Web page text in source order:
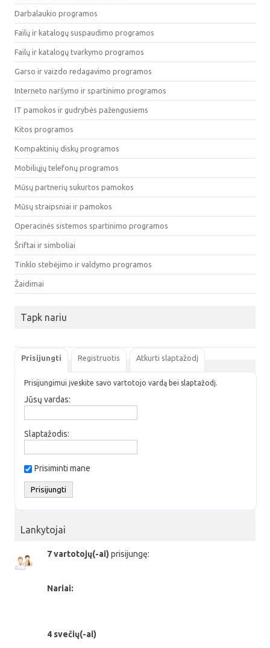
Darbalaukio programos
Failų ir katalogų suspaudimo programos
Failų ir katalogų tvarkymo programos
Garso ir vaizdo redagavimo programos
Interneto naršymo ir spartinimo programos
IT pamokos ir gudrybės pažengusiems
Kitos programos
Kompaktinių diskų programos
Mobiliųjų telefonų programos
Mūsų partnerių sukurtos pamokos
Mūsų straipsniai ir pamokos
Operacinės sistemos spartinimo programos
Šriftai ir simboliai
Tinklo stebėjimo ir valdymo programos
Žaidimai
Tapk nariu
Prisijungti Registruotis Atkurti slaptažodį
Prisijungimui įveskite savo vartotojo vardą bei slaptažodį.
Jūsų vardas:
Slaptažodis:
Prisiminti mane
Lankytojai
7 vartotojų(-ai) prisijungę:
Nariai:
4 svečių(-ai)